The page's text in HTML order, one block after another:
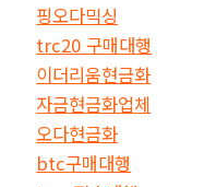
핑오다믹싱
trc20 구매대행
이더리움현금화
자금현금화업체
오다현금화
btc구매대행